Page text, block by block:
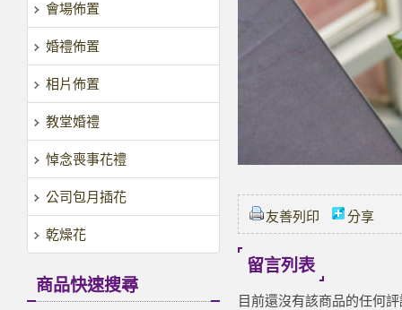
會場佈置
婚禮佈置
相片佈置
教堂婚禮
悼念喪事花禮
公司包月插花
乾燥花
商品快速搜尋
友善列印 分享
留言列表
目前還沒有該商品的任何